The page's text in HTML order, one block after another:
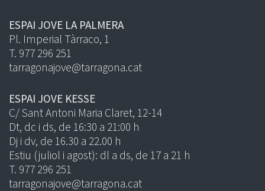
ESPAI JOVE LA PALMERA
Pl. Imperial Tàrraco, 1
T. 977 296 251
tarragonajove@tarragona.cat
ESPAI JOVE KESSE
C/ Sant Antoni Maria Claret, 12-14
Dt, dc i ds, de 16:30 a 21:00 h
Dj i dv, de 16.30 a 22.00 h
Estiu (juliol i agost): dl a ds, de 17 a 21 h
T. 977 296 251
tarragonajove@tarragona.cat